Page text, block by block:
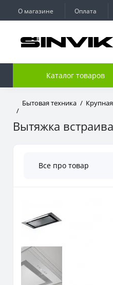
О магазине Оплата
Каталог товаров
Бытовая техника
Вытяжка
Все про товар